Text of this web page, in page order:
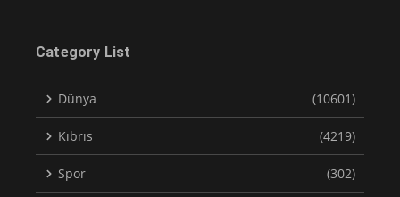
Category List
Dünya (10601)
Kıbrıs (4219)
Spor (302)